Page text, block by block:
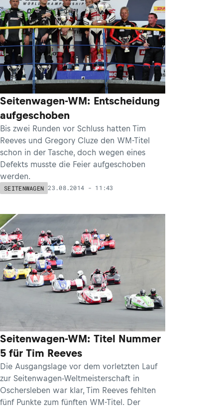
Seitenwagen-WM: Entscheidung
aufgeschoben
Bis zwei Runden vor Schluss hatten Tim
Reeves und Gregory Cluze den WM-Titel
schon in der Tasche, doch wegen eines
Defekts musste die Feier aufgeschoben
werden.
SEITENWAGEN 23.08.2014 - 11:43
Seitenwagen-WM: Titel Nummer
5 für Tim Reeves
Die Ausgangslage vor dem vorletzten Lauf
zur Seitenwagen-Weltmeisterschaft in
Oschersleben war klar, Tim Reeves fehlten
fünf Punkte zum fünften WM-Titel. Der